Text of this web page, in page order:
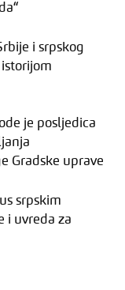
i srpskog
je posljedica
Gradske uprave
srpskim
i uvreda za